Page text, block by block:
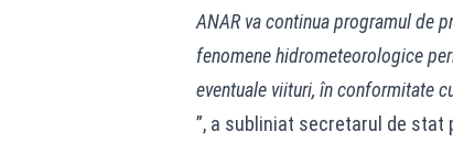
ANAR va continua programul de
fenomene hidrometeorologice
eventuale viituri, în conformitate
”, a subliniat secretarul de stat